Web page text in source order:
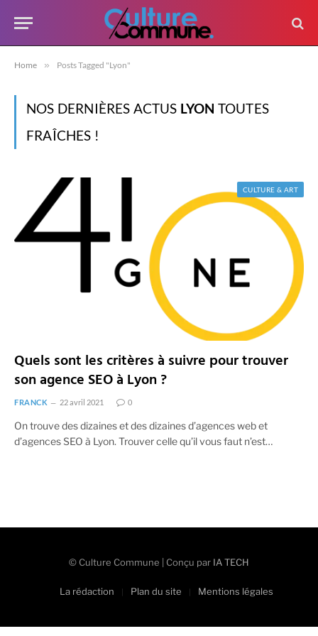
Home » Posts Tagged "Lyon"
NOS DERNIÈRES ACTUS LYON TOUTES
FRAÎCHES !
CULTURE & ART
Quels sont les critères à suivre pour trouver
son agence SEO à Lyon ?
FRANCK 22 avril 2021 0
On trouve des dizaines et des dizaines d’agences web et
d’agences SEO à Lyon. Trouver celle qu’il vous faut n’est…
© Culture Commune | Conçu par IA TECH
La rédaction Plan du site Mentions légales